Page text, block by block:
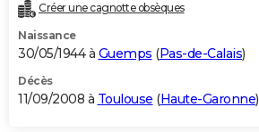
Créer une cagnotte obsèques
Naissance
30/05/1944 à Guemps (Pas-de-Calais)
Décès
11/09/2008 à Toulouse (Haute-Garonne)